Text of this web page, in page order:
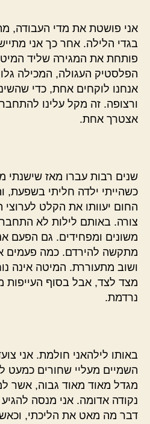
אני פושטת את מדי העבודה,
בגדי הלילה. אחר כך אני
פותחת את המגירה שליד
הפלסטיק העגולה, המכילה
אנחנו לוקחים אחת, כדי
ורצופה. זה מקל עלינו
אצטרך אחת.
שנים רבות עברו מאז שישנתי
כשהייתי ילדה חליתי בשפעת,
החום יעוותו את הקלט לערוצי
צורה. באותם לילות לא
משונים ומפחידים. גם הפעם
מתקשה להירדם. כמה פעמים
ושוב מתעוררת. המיטה אינה
מצד לצד, אבל בסוף העייפות
נרדמת.
באותו לילהאני חולמת. אני
השמיים מעליי שחורים כמעט
מגדל מאוד מאוד גבוה, אשר
נקודה אדומה. אני מנסה להגיע
דבר מה מאט את הליכתי,